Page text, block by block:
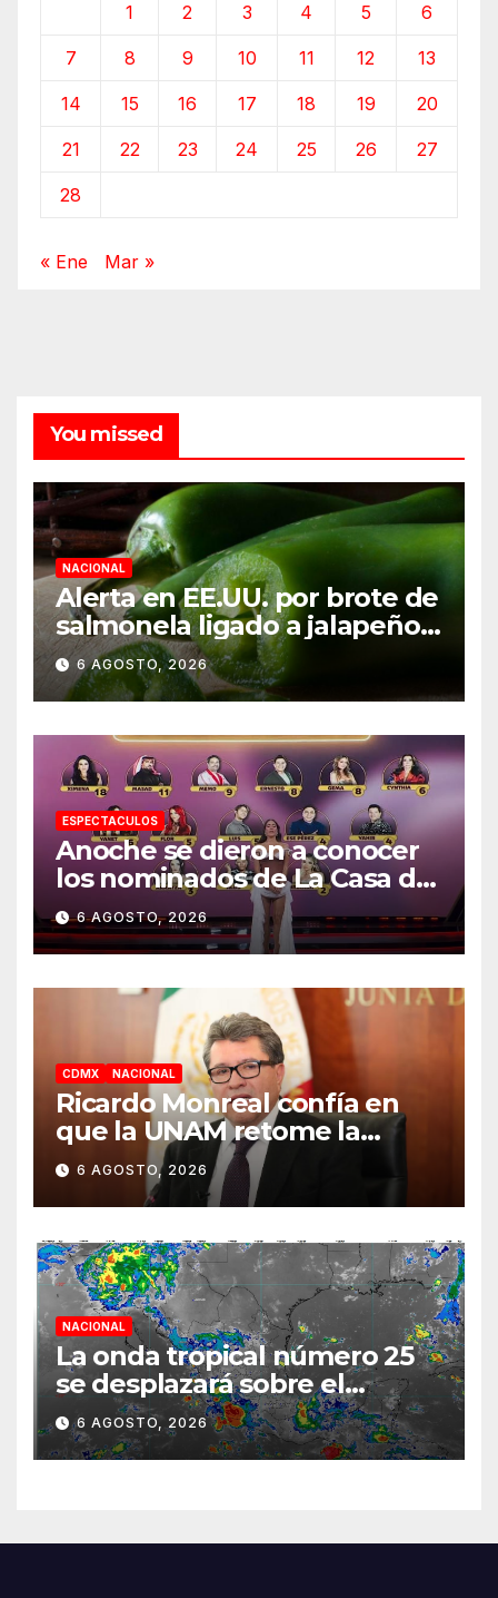
1 2 3 4 5 6
7 8 9 10 11 12 13
14 15 16 17 18 19 20
21 22 23 24 25 26 27
28
« Ene Mar »
You missed
NACIONAL
Alerta en EE.UU. por brote de
salmonela ligado a jalapeños
mexicanos; reportan 345
casos
6 AGOSTO, 2026
ESPECTACULOS
Anoche se dieron a conocer
los nominados de La Casa de
los Famosos México 2026 en
la segunda semana
6 AGOSTO, 2026
CDMX NACIONAL
Ricardo Monreal confía en
que la UNAM retome la
normalidad e inicie el
semestre mediante el
diálogo
6 AGOSTO, 2026
NACIONAL
La onda tropical número 25
se desplazará sobre el
sureste mexicano
6 AGOSTO, 2026